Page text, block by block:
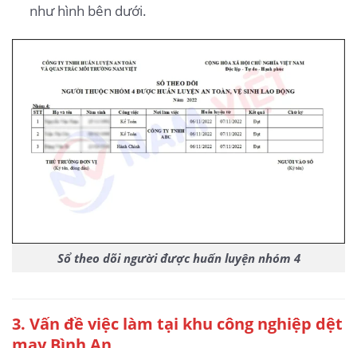
như hình bên dưới.
Sổ theo dõi người được huấn luyện nhóm 4
3. Vấn đề việc làm tại khu công nghiệp dệt